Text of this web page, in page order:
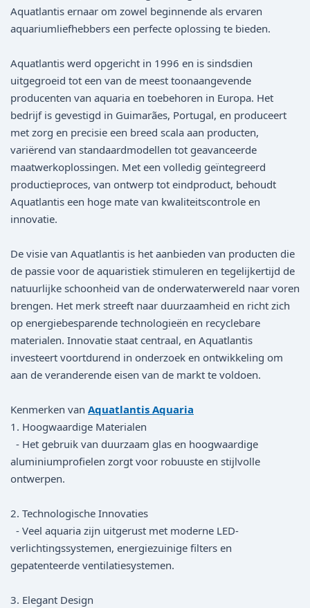
Aquatlantis ernaar om zowel beginnende als ervaren
aquariumliefhebbers een perfecte oplossing te bieden.
Aquatlantis werd opgericht in 1996 en is sindsdien
uitgegroeid tot een van de meest toonaangevende
producenten van aquaria en toebehoren in Europa. Het
bedrijf is gevestigd in Guimarães, Portugal, en produceert
met zorg en precisie een breed scala aan producten,
variërend van standaardmodellen tot geavanceerde
maatwerkoplossingen. Met een volledig geïntegreerd
productieproces, van ontwerp tot eindproduct, behoudt
Aquatlantis een hoge mate van kwaliteitscontrole en
innovatie.
De visie van Aquatlantis is het aanbieden van producten die
de passie voor de aquaristiek stimuleren en tegelijkertijd de
natuurlijke schoonheid van de onderwaterwereld naar voren
brengen. Het merk streeft naar duurzaamheid en richt zich
op energiebesparende technologieën en recyclebare
materialen. Innovatie staat centraal, en Aquatlantis
investeert voortdurend in onderzoek en ontwikkeling om
aan de veranderende eisen van de markt te voldoen.
Kenmerken van Aquatlantis Aquaria
1. Hoogwaardige Materialen
- Het gebruik van duurzaam glas en hoogwaardige
aluminiumprofielen zorgt voor robuuste en stijlvolle
ontwerpen.
2. Technologische Innovaties
- Veel aquaria zijn uitgerust met moderne LED-
verlichtingssystemen, energiezuinige filters en
gepatenteerde ventilatiesystemen.
3. Elegant Design